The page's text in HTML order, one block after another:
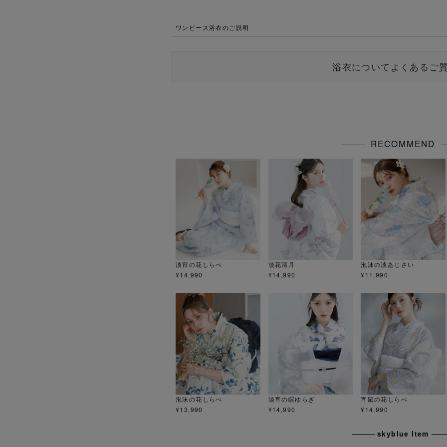
ワンピース浴衣のご説明
浴衣についてよくあるご
RECOMMEND
淡宵の花しらべ
¥14,990
淡花清月
¥14,990
泡沫の淡あじさい
¥11,990
泡沫の花しらべ
¥13,990
淡宵の瞑ゆらぎ
¥14,990
宵鼠の花しらべ
¥14,990
skyblue Item